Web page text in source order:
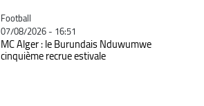
Catégorie
Football
07/08/2026 - 16:51
MC Alger : le Burundais Nduwumwe
cinquième recrue estivale